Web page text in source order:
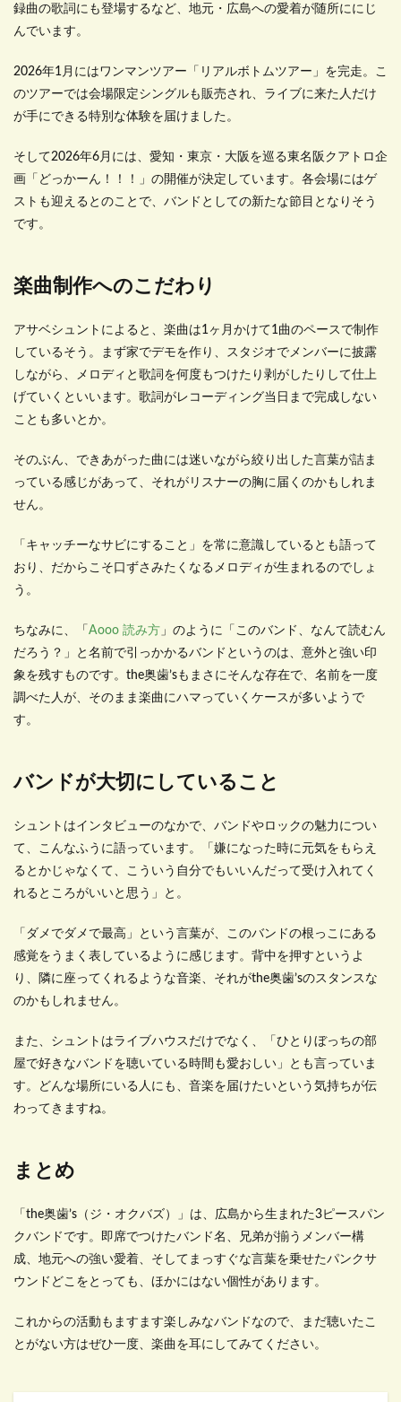
録曲の歌詞にも登場するなど、地元・広島への愛着が随所ににじ
んでいます。
2026年1月にはワンマンツアー「リアルボトムツアー」を完走。こ
のツアーでは会場限定シングルも販売され、ライブに来た人だけ
が手にできる特別な体験を届けました。
そして2026年6月には、愛知・東京・大阪を巡る東名阪クアトロ企
画「どっかーん！！！」の開催が決定しています。各会場にはゲ
ストも迎えるとのことで、バンドとしての新たな節目となりそう
です。
楽曲制作へのこだわり
アサベシュントによると、楽曲は1ヶ月かけて1曲のペースで制作
しているそう。まず家でデモを作り、スタジオでメンバーに披露
しながら、メロディと歌詞を何度もつけたり剥がしたりして仕上
げていくといいます。歌詞がレコーディング当日まで完成しない
ことも多いとか。
そのぶん、できあがった曲には迷いながら絞り出した言葉が詰ま
っている感じがあって、それがリスナーの胸に届くのかもしれま
せん。
「キャッチーなサビにすること」を常に意識しているとも語って
おり、だからこそ口ずさみたくなるメロディが生まれるのでしょ
う。
ちなみに、「 Aooo 読み方 」のように「このバンド、なんて読むん
だろう？」と名前で引っかかるバンドというのは、意外と強い印
象を残すものです。the奥歯’sもまさにそんな存在で、名前を一度
調べた人が、そのまま楽曲にハマっていくケースが多いようで
す。
バンドが大切にしていること
シュントはインタビューのなかで、バンドやロックの魅力につい
て、こんなふうに語っています。「嫌になった時に元気をもらえ
るとかじゃなくて、こういう自分でもいいんだって受け入れてく
れるところがいいと思う」と。
「ダメでダメで最高」という言葉が、このバンドの根っこにある
感覚をうまく表しているように感じます。背中を押すというよ
り、隣に座ってくれるような音楽、それがthe奥歯’sのスタンスな
のかもしれません。
また、シュントはライブハウスだけでなく、「ひとりぼっちの部
屋で好きなバンドを聴いている時間も愛おしい」とも言っていま
す。どんな場所にいる人にも、音楽を届けたいという気持ちが伝
わってきますね。
まとめ
「the奥歯’s（ジ・オクバズ）」は、広島から生まれた3ピースパン
クバンドです。即席でつけたバンド名、兄弟が揃うメンバー構
成、地元への強い愛着、そしてまっすぐな言葉を乗せたパンクサ
ウンドどこをとっても、ほかにはない個性があります。
これからの活動もますます楽しみなバンドなので、まだ聴いたこ
とがない方はぜひ一度、楽曲を耳にしてみてください。